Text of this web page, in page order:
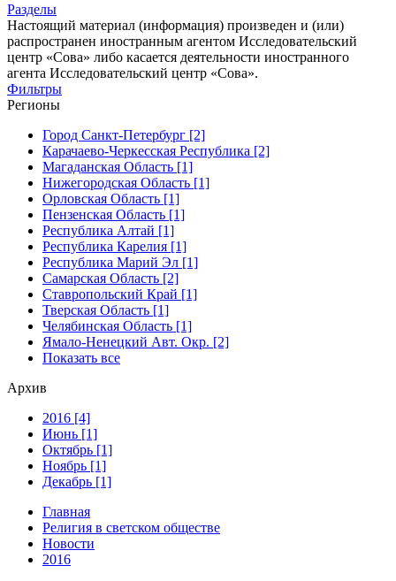
Разделы
Настоящий материал (информация) произведен и (или)
распространен иностранным агентом Исследовательский
центр «Сова» либо касается деятельности иностранного
агента Исследовательский центр «Сова».
Фильтры
Регионы
Город Санкт-Петербург [2]
Карачаево-Черкесская Республика [2]
Магаданская Область [1]
Нижегородская Область [1]
Орловская Область [1]
Пензенская Область [1]
Республика Алтай [1]
Республика Карелия [1]
Республика Марий Эл [1]
Самарская Область [2]
Ставропольский Край [1]
Тверская Область [1]
Челябинская Область [1]
Ямало-Ненецкий Авт. Окр. [2]
Показать все
Архив
2016 [4]
Июнь [1]
Октябрь [1]
Ноябрь [1]
Декабрь [1]
Главная
Религия в светском обществе
Новости
2016